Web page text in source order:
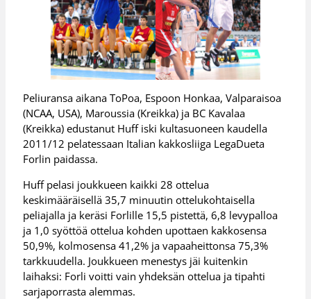
Peliuransa aikana ToPoa, Espoon Honkaa, Valparaisoa
(NCAA, USA), Maroussia (Kreikka) ja BC Kavalaa
(Kreikka) edustanut Huff iski kultasuoneen kaudella
2011/12 pelatessaan Italian kakkosliiga LegaDueta
Forlin paidassa.
Huff pelasi joukkueen kaikki 28 ottelua
keskimääräisellä 35,7 minuutin ottelukohtaisella
peliajalla ja keräsi Forlille 15,5 pistettä, 6,8 levypalloa
ja 1,0 syöttöä ottelua kohden upottaen kakkosensa
50,9%, kolmosensa 41,2% ja vapaaheittonsa 75,3%
tarkkuudella. Joukkueen menestys jäi kuitenkin
laihaksi: Forli voitti vain yhdeksän ottelua ja tipahti
sarjaporrasta alemmas.